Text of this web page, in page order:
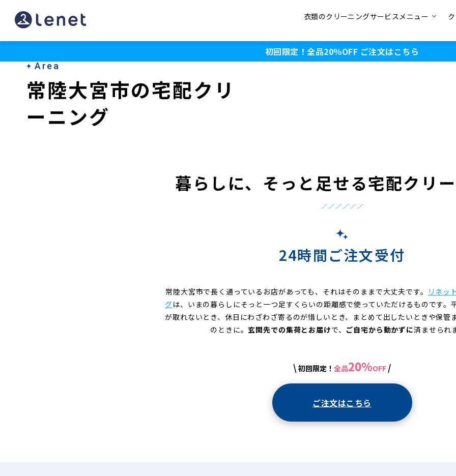
常
陸
衣類のクリーニングサービスメニュー
初回限定！全品20％OFF ご注文はこちら
Area
常陸大宮市の宅配クリ
ーニング
暮らしに、そっと足せる宅配クリ
24時間ご注文受付
常陸大宮市で長く通っているお店があっても、それはそのままで大丈夫です。
リネッ
グは、いまの暮らしにそっと一つ足すくらいの距離感で使っていただけるものです。
が取れないとき、休日にわざわざ寄るのが惜しいとき、まとめて出したいときや保管
のときに。玄関先での集荷とお届けで、 ご自宅から動かずに済ませられ
\ 初回限定！ 全品20%OFF /
ご注文はこちら